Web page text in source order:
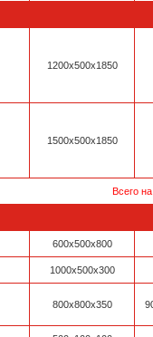
1200х500х1850
1500х500х1850
Всего
600х500х800
1000х500х300
800х800х350